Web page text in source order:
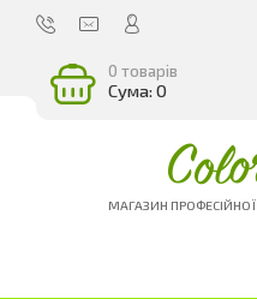
0 товарів
Сума: 0
МАГАЗИН